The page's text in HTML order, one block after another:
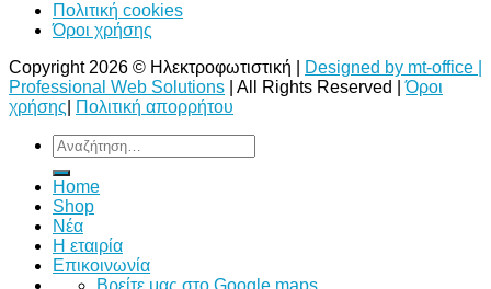
Πολιτική cookies
Όροι χρήσης
Copyright 2026 © Ηλεκτροφωτιστική |
Designed by mt-office |
Professional Web Solutions | All Rights Reserved |Όροι
χρήσης
Πολιτική απορρήτου
Αναζήτηση
για:
Home
Shop
Νέα
Η εταιρία
Επικοινωνία
Bρείτε μας στο Google maps